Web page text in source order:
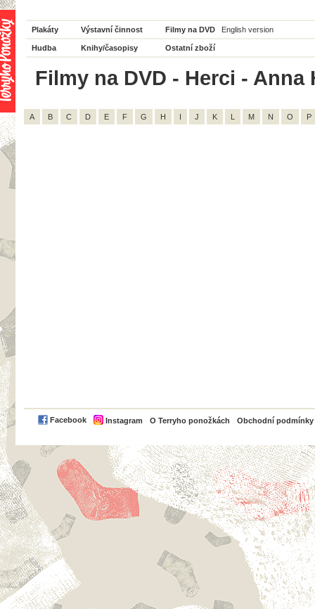
Plakáty Výstavní činnost Filmy na DVD English version
Hudba Knihy/časopisy Ostatní zboží
Filmy na DVD - Herci -
A B C D E F G H I J K L M N O P
Facebook Instagram O Terryho ponožkách Obchodní podmínky
PayPal